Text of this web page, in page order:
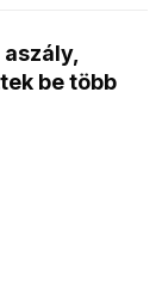
be több